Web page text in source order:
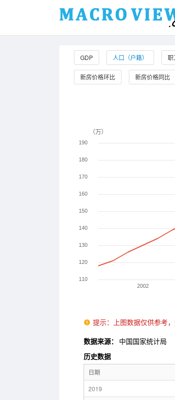
GDP 人口（户籍） 职
新房价格环比 新房价格同比
 提示：上图数据仅供参考
数据来源：
中国国家统计局
历史数据
日期
2019